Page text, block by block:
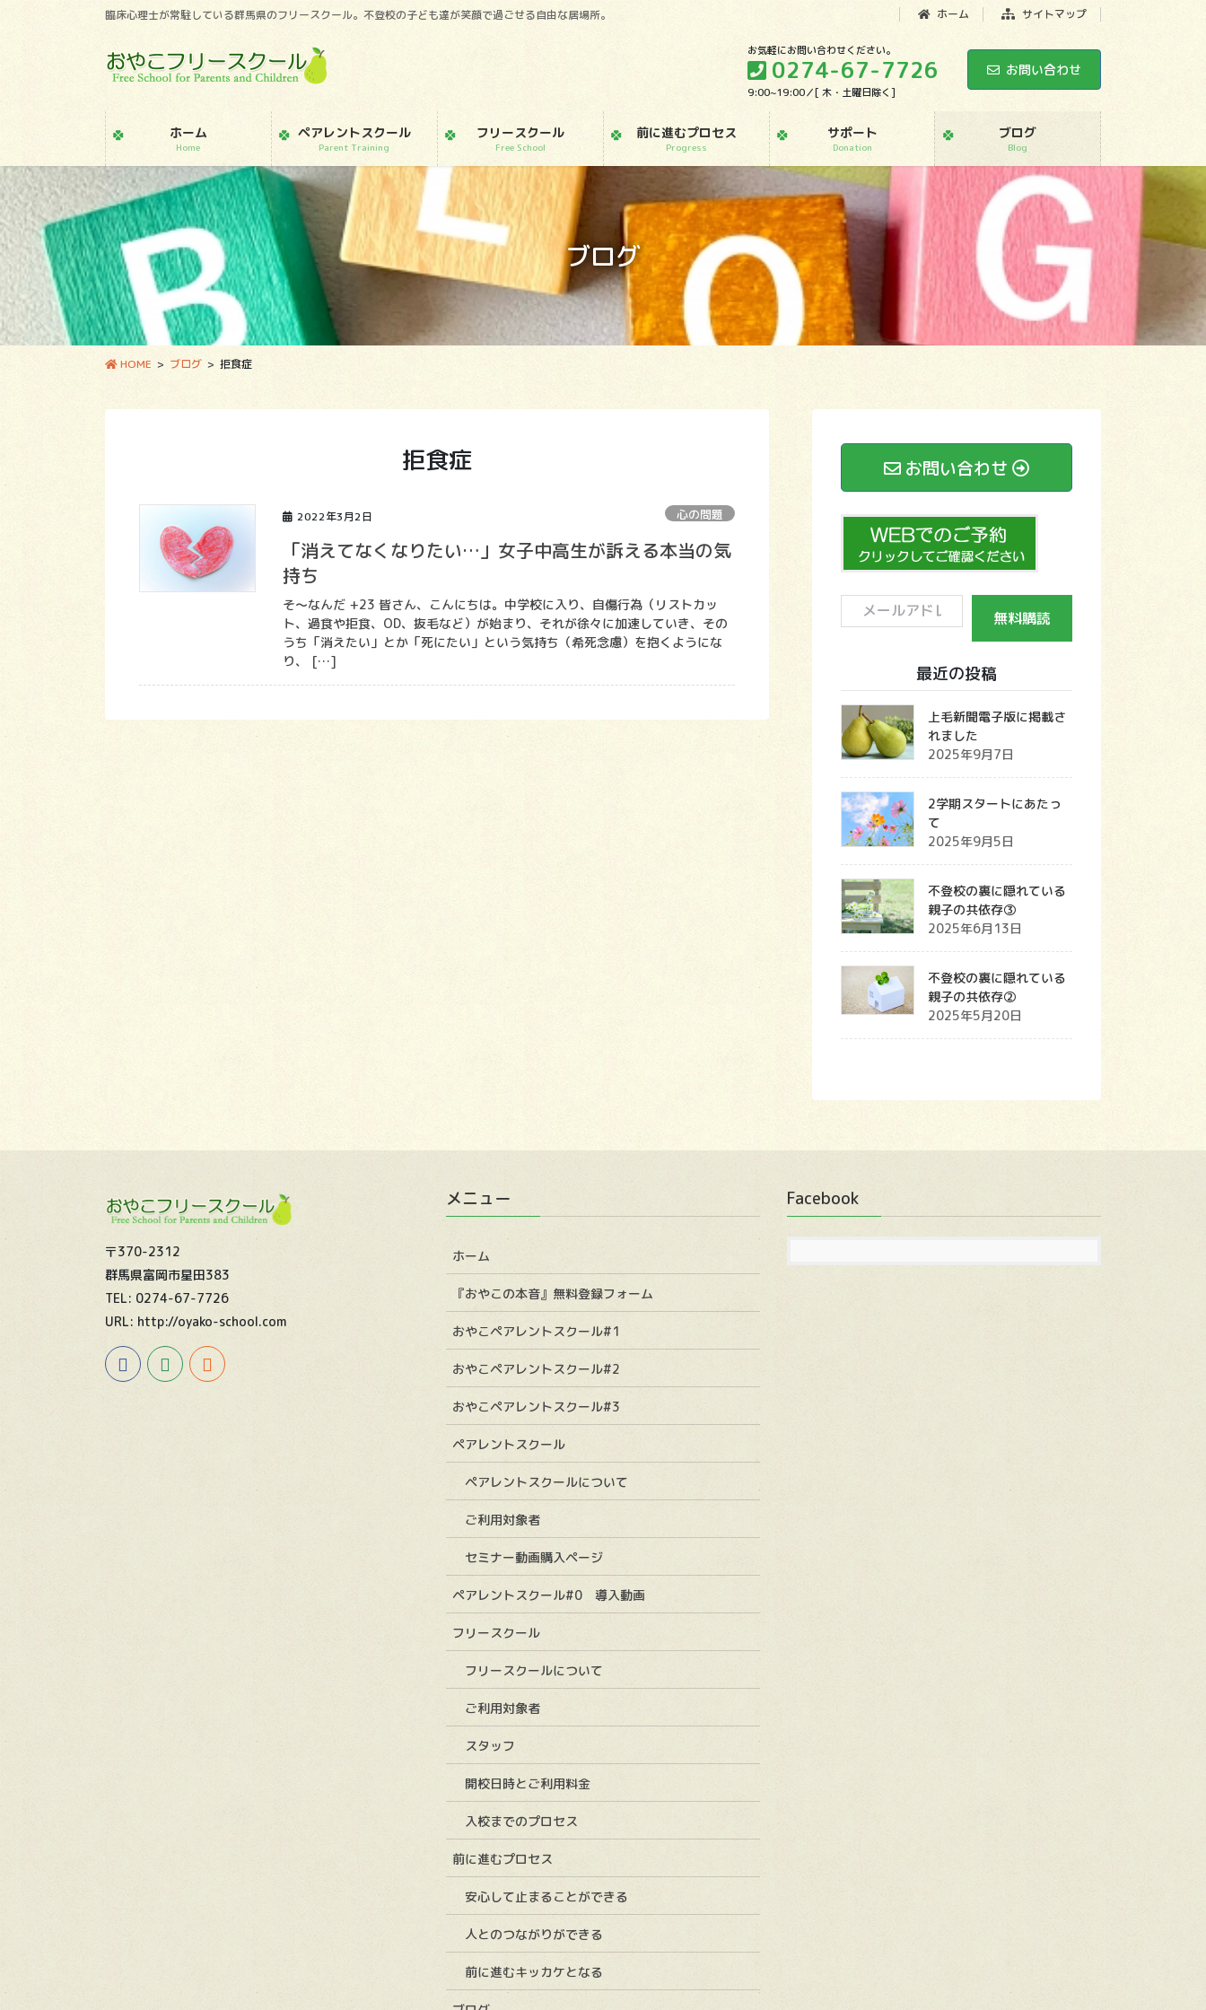
移
動
臨床心理士が常駐している群馬県のフリースクール。不登校の子ども達が笑顔で過ごせる自由な居場所。 ホーム サイトマップ
お気軽にお問い合わせください。
0274-67-7726
9:00~19:00／[ 木・土曜日除く]
お問い合わせ
ホーム
Home
ペアレントスクール
Parent Training
フリースクール
Free School
前に進むプロセス
Progress
サポート
Donation
ブログ
Blog
ブログ
HOME ブログ 拒食症
拒食症
2022年3月2日 心の問題
「消えてなくなりたい…」女子中高生が訴える本当の気
持ち
そ～なんだ +23 皆さん、こんにちは。中学校に入り、自傷行為（リストカッ
ト、過食や拒食、OD、抜毛など）が始まり、それが徐々に加速していき、その
うち「消えたい」とか「死にたい」という気持ち（希死念慮）を抱くようにな
り、 […]
お問い合わせ
ア
ド
レ
無料購読
最近の投稿
上毛新聞電子版に掲載さ
れました
2025年9月7日
2学期スタートにあたっ
て
2025年9月5日
不登校の裏に隠れている
親子の共依存③
2025年6月13日
不登校の裏に隠れている
親子の共依存②
2025年5月20日
〒370-2312
群馬県富岡市星田383
TEL: 0274-67-7726
URL: http://oyako-school.com
メニュー
ホーム
『おやこの本音』無料登録フォーム
おやこペアレントスクール#1
おやこペアレントスクール#2
おやこペアレントスクール#3
ペアレントスクール
ペアレントスクールについて
ご利用対象者
セミナー動画購入ページ
ペアレントスクール#0 導入動画
フリースクール
フリースクールについて
ご利用対象者
スタッフ
開校日時とご利用料金
入校までのプロセス
前に進むプロセス
安心して止まることができる
人とのつながりができる
前に進むキッカケとなる
Facebook